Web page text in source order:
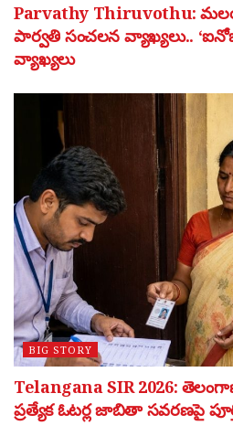
Parvathy Thiruvothu:
పార్వతి సంచలన వ్యాఖ్యలు..
వ్యాఖ్యలు
BIG STORY
Telangana SIR 2026:
ప్రత్యేక ఓటర్ల జాబితా సవరణపై